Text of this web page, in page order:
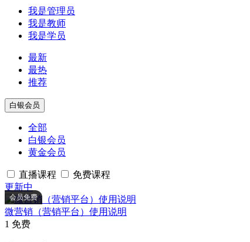
我是管理员
我是教师
我是学员
最新
最热
推荐
白银会员
全部
白银会员
黄金会员
直播课程
免费课程
更新中
会员免费
微营销（营销平台）使用说明
1 免费